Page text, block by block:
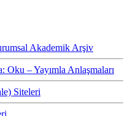
Akademik Arşiv
Oku – Yayımla Anlaşmaları
Siteleri